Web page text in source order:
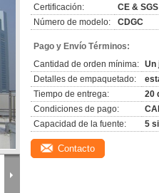
Certificación:
CE & SGS
Número de modelo:
CDGC
Pago y Envío Términos:
Cantidad de orden mínima: Un
Detalles de empaquetado:
Tiempo de entrega:
20
Condiciones de pago:
Capacidad de la fuente:
5
Contacto